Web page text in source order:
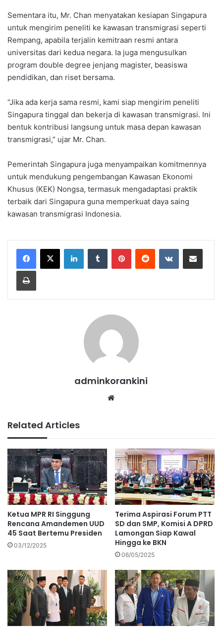
Sementara itu, Mr. Chan menyatakan kesiapan Singapura
untuk mengirim peneliti ke kawasan transmigrasi seperti
Rempang, apabila terjalin kemitraan resmi antara
universitas dari kedua negara. Ia juga mengusulkan
program double degree jenjang magister, beasiswa
pendidikan, dan riset bersama.
“Jika ada kerja sama resmi, kami siap mengirim peneliti
Singapura tinggal dan bekerja di kawasan transmigrasi. Ini
bentuk kontribusi langsung untuk masa depan kawasan
transmigrasi,” ujar Mr. Chan.
Pemerintah Singapura juga menyampaikan komitmennya
untuk mendukung pengembangan Kawasan Ekonomi
Khusus (KEK) Nongsa, termasuk mengadaptasi praktik
terbaik dari Singapura guna memperkuat daya saing
kawasan transmigrasi Indonesia.
LinkedInTumblr PinterestReddit VKontakteShare via Email
Print
adminkorankini
Related Articles
Ketua MPR RI Singgung
Rencana Amandemen UUD
45 Saat Bertemu Presiden
03/12/2025
Terima Aspirasi Forum PTT
SD dan SMP, Komisi A DPRD
Lamongan Siap Kawal
Hingga ke BKN
06/05/2025